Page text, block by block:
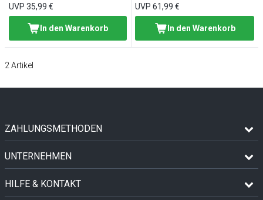
UVP 35,99 €
In den Warenkorb
UVP61,99 €
In den Warenkorb
2 Artikel
ZAHLUNGSMETHODEN
UNTERNEHMEN
HILFE & KONTAKT